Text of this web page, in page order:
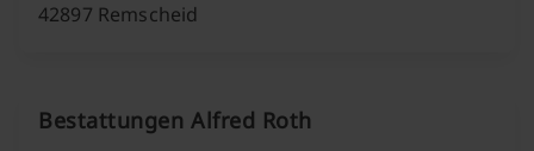
42897 Remscheid
Bestattungen Alfred Roth